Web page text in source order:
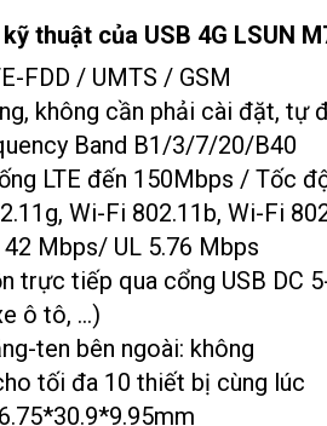
thuật của USB 4G LSUN
FDD / UMTS / GSM
không cần phải cài đặt, tự
Band B1/3/7/20/B40
LTE đến 150Mbps / Tốc
Wi-Fi 802.11b, Wi-Fi
42 Mbps/ UL 5.76 Mbps
trực tiếp qua cổng USB DC
ô tô, …)
ten bên ngoài: không
tối đa 10 thiết bị cùng lúc